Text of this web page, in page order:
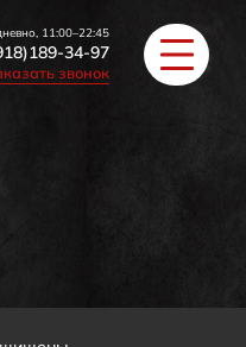
11:00–22:45
34-97
звонок